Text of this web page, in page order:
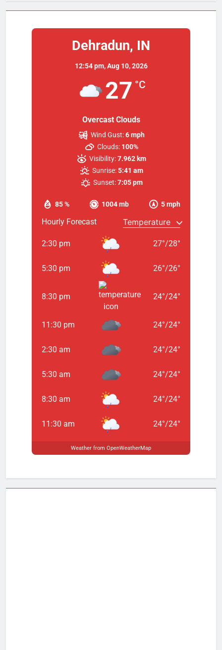
Dehradun, IN
12:54 pm,Aug 10, 2026
27 °C
Overcast Clouds
85 % 1004 mb 5 mph
Wind Gust:6 mph
Clouds: 100%
Visibility:7.962 km
Sunrise:5:41 am
Sunset: 7:05 pm
Hourly Forecast
2:30 pm 27°/28°
5:30 pm 26°/26°
8:30 pm 24°/24°
11:30 pm 24°/24°
2:30 am 24°/24°
5:30 am 24°/24°
8:30 am 24°/24°
11:30 am 24°/24°
Weather from OpenWeatherMap